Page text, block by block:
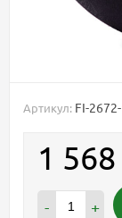
Артикул: FI-
1
- +